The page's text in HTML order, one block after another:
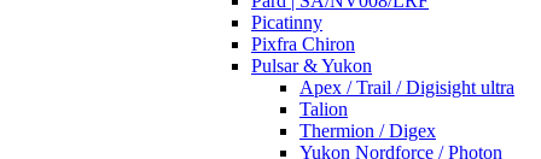
Picatinny
Pixfra Chiron
Pulsar & Yukon
Apex / Trail / Digisight ultra
Talion
Thermion / Digex
Yukon Nordforce / Photon